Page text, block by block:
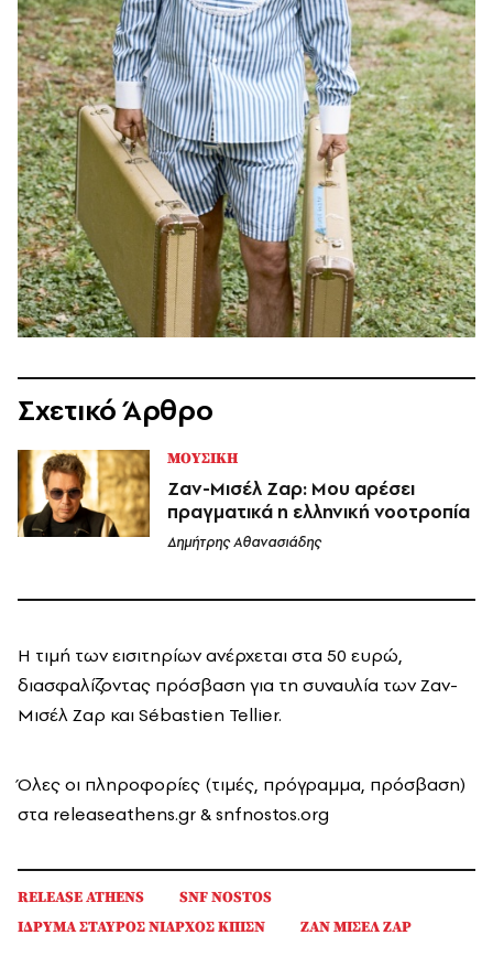
Σχετικό Άρθρο
ΜΟΥΣΙΚΗ
Ζαν-Μισέλ Ζαρ: Μου αρέσει
πραγματικά η ελληνική νοοτροπία
Δημήτρης Αθανασιάδης
Η τιμή των εισιτηρίων ανέρχεται στα 50 ευρώ,
διασφαλίζοντας πρόσβαση για τη συναυλία των Ζαν-
Μισέλ Ζαρ και Sébastien Tellier.
Όλες οι πληροφορίες (τιμές, πρόγραμμα, πρόσβαση)
στα releaseathens.gr & snfnostos.org
RELEASE ATHENS
SNF NOSTOS
ΙΔΡΥΜΑ ΣΤΑΥΡΟΣ ΝΙΑΡΧΟΣ ΚΠΙΣΝ
ΖΑΝ ΜΙΣΕΛ ΖΑΡ